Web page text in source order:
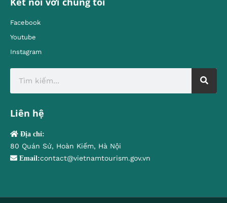
Facebook
Youtube
Instagram
Liên hệ
Địa chỉ:
80 Quán Sứ, Hoàn Kiếm, Hà Nội
Email:contact@vietnamtourism.gov.vn